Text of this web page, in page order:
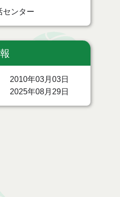
センター
2010年03月03日
2025年08月29日